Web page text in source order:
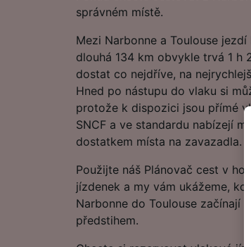
správném místě.
Mezi Narbonne a Toulouse
dlouhá 134 km obvykle trvá 1 h
dostat co nejdříve, na
Hned po nástupu do vlaku si
protože k dispozici jsou přímé
SNCF a ve standardu nabízejí
dostatkem místa na zavazadla.
Použijte náš Plánovač cest v
jízdenek a my vám ukážeme,
Narbonne do Toulouse začínají
předstihem.